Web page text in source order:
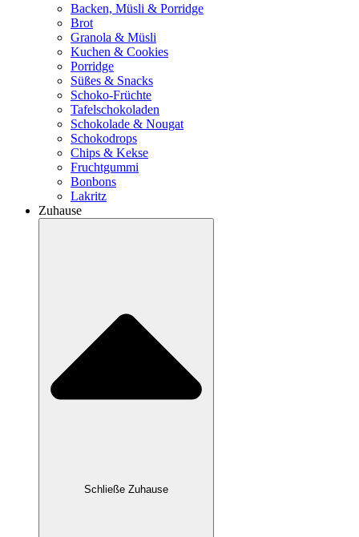
Backen, Müsli & Porridge
Brot
Granola & Müsli
Kuchen & Cookies
Porridge
Süßes & Snacks
Schoko-Früchte
Tafelschokoladen
Schokolade & Nougat
Schokodrops
Chips & Kekse
Fruchtgummi
Bonbons
Lakritz
Zuhause
Schließe Zuhause